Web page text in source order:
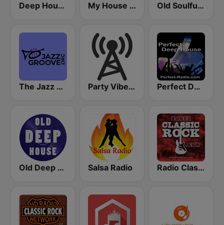
Deep House Lounge My House Radio Old Soulful House Music
The Jazz Groove (Mix #1) Party Vibe: Techno Radio Perfect Deep House
Old Deep House Music Salsa Radio Radio Classic Rock